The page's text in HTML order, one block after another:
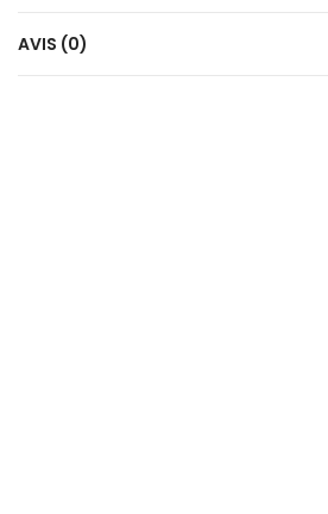
AVIS (0)